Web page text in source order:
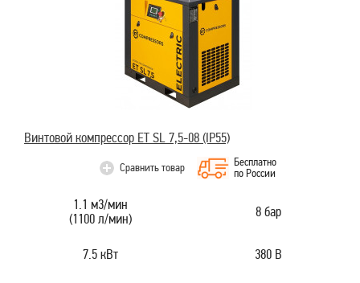
Винтовой компрессор ET SL 7,5-08 (IP55)
Сравнить товар
Бесплатно
по России
1.1 м3/мин
(1100 л/мин)
8 бар
7.5 кВт 380 В